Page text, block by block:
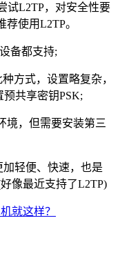
试L2TP，对安全性要
使用L2TP。
备都支持;
方式，设置略复杂，
预共享密钥PSK;
境，但需要安装第三
轻便、快速，也是
像最近支持了L2TP)
就这样？